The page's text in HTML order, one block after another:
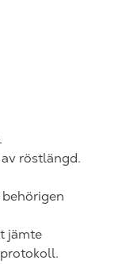
röstlängd.
jämte